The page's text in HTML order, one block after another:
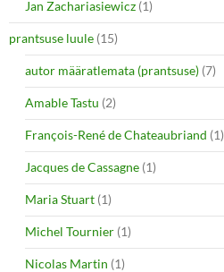
Jan Zachariasiewicz (1)
prantsuse luule (15)
autor määratlemata (prantsuse) (7)
Amable Tastu (2)
François-René de Chateaubriand (1)
Jacques de Cassagne (1)
Maria Stuart (1)
Michel Tournier (1)
Nicolas Martin (1)